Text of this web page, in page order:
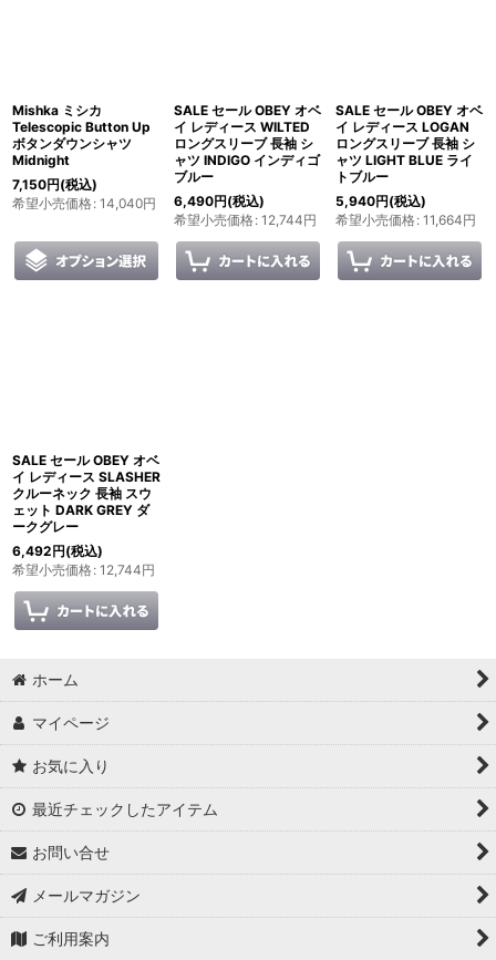
Mishka ミシカ
Telescopic Button Up
ボタンダウンシャツ
Midnight
7,150円(税込)
希望小売価格: 14,040円
SALE セール OBEY オベ
イ レディース WILTED
ロングスリーブ 長袖 シ
ャツ INDIGO インディゴ
ブルー
6,490円(税込)
希望小売価格: 12,744円
SALE セール OBEY オベ
イ レディース LOGAN
ロングスリーブ 長袖 シ
ャツ LIGHT BLUE ライ
トブルー
5,940円(税込)
希望小売価格: 11,664円
SALE セール OBEY オベ
イ レディース SLASHER
クルーネック 長袖 スウ
ェット DARK GREY ダ
ークグレー
6,492円(税込)
希望小売価格: 12,744円
ホーム
マイページ
お気に入り
最近チェックしたアイテム
お問い合せ
メールマガジン
ご利用案内